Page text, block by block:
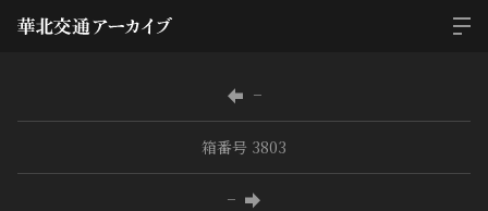
−
箱番号 3803
−